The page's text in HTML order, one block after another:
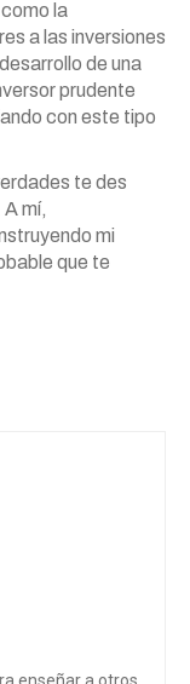
la
a las inversiones
de una
prudente
con este tipo
te des
mí,
mi
que te